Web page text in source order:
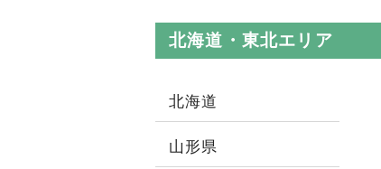
北海道・東北エリア
北海道
山形県